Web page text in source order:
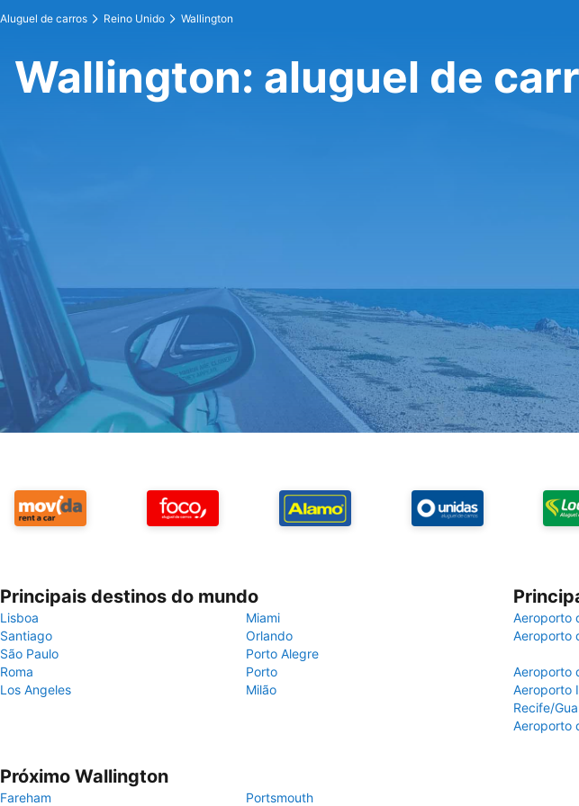
Aluguel de carros Reino Unido Wallington
Wallington: aluguel de
Principais destinos do mundo
Lisboa
Miami
Santiago
Orlando
São Paulo
Porto Alegre
Roma
Porto
Los Angeles
Milão
Aeroporto
Aeroporto
Aeroporto
Aeroporto
Recife/
Aeroporto
Próximo Wallington
Fareham Portsmouth